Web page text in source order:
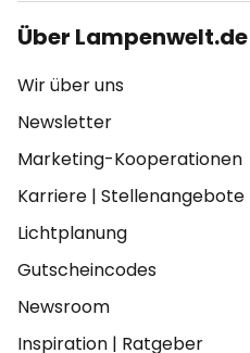
Über Lampenwelt.de
Wir über uns
Newsletter
Marketing-Kooperationen
Karriere | Stellenangebote
Lichtplanung
Gutscheincodes
Newsroom
Inspiration | Ratgeber